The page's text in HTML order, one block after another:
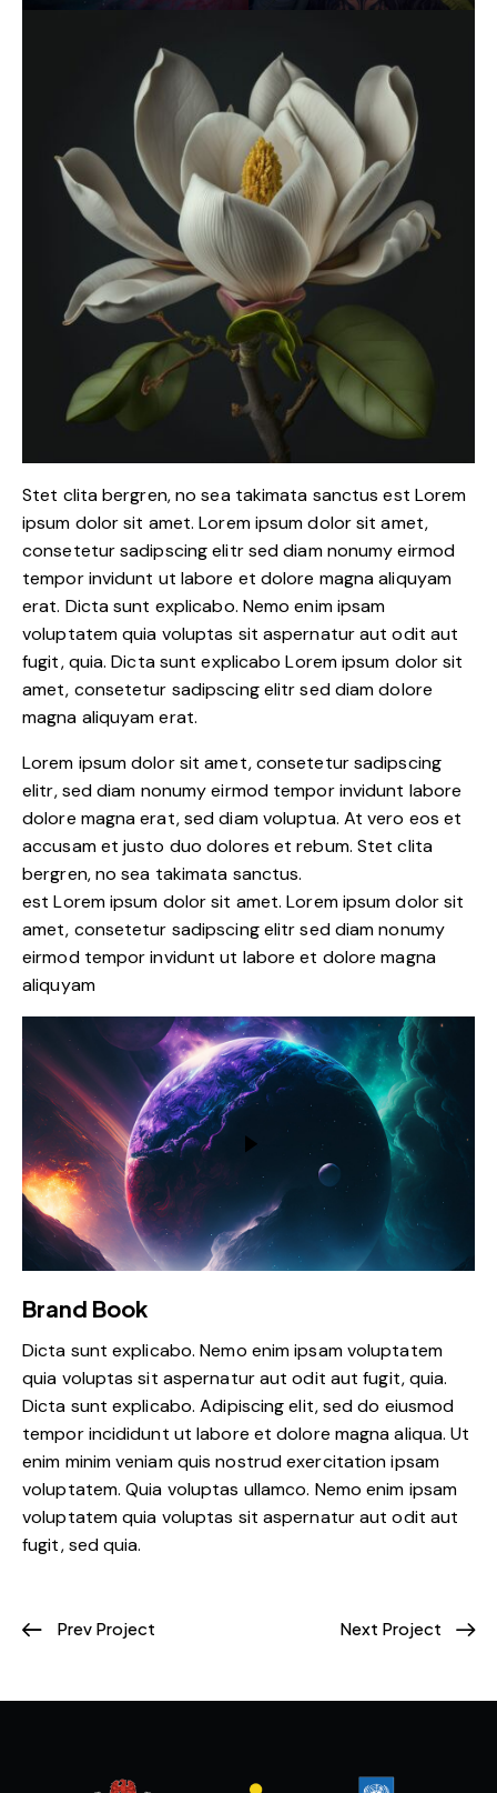
Stet clita bergren, no sea takimata sanctus est Lorem
ipsum dolor sit amet. Lorem ipsum dolor sit amet,
consetetur sadipscing elitr sed diam nonumy eirmod
tempor invidunt ut labore et dolore magna aliquyam
erat. Dicta sunt explicabo. Nemo enim ipsam
voluptatem quia voluptas sit aspernatur aut odit aut
fugit, quia. Dicta sunt explicabo Lorem ipsum dolor sit
amet, consetetur sadipscing elitr sed diam dolore
magna aliquyam erat.
Lorem ipsum dolor sit amet, consetetur sadipscing
elitr, sed diam nonumy eirmod tempor invidunt labore
dolore magna erat, sed diam voluptua. At vero eos et
accusam et justo duo dolores et rebum. Stet clita
bergren, no sea takimata sanctus.
est Lorem ipsum dolor sit amet. Lorem ipsum dolor sit
amet, consetetur sadipscing elitr sed diam nonumy
eirmod tempor invidunt ut labore et dolore magna
aliquyam
Brand Book
Dicta sunt explicabo. Nemo enim ipsam voluptatem
quia voluptas sit aspernatur aut odit aut fugit, quia.
Dicta sunt explicabo. Adipiscing elit, sed do eiusmod
tempor incididunt ut labore et dolore magna aliqua. Ut
enim minim veniam quis nostrud exercitation ipsam
voluptatem. Quia voluptas ullamco. Nemo enim ipsam
voluptatem quia voluptas sit aspernatur aut odit aut
fugit, sed quia.
Prev Project Next Project